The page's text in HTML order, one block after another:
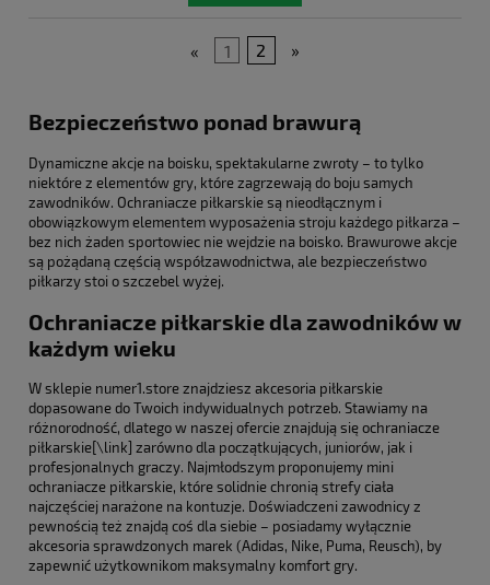
« 1 2 »
Bezpieczeństwo ponad brawurą
Dynamiczne akcje na boisku, spektakularne zwroty – to tylko
niektóre z elementów gry, które zagrzewają do boju samych
zawodników. Ochraniacze piłkarskie są nieodłącznym i
obowiązkowym elementem wyposażenia stroju każdego piłkarza –
bez nich żaden sportowiec nie wejdzie na boisko. Brawurowe akcje
są pożądaną częścią współzawodnictwa, ale bezpieczeństwo
piłkarzy stoi o szczebel wyżej.
Ochraniacze piłkarskie dla zawodników w
każdym wieku
W sklepie numer1.store znajdziesz akcesoria piłkarskie
dopasowane do Twoich indywidualnych potrzeb. Stawiamy na
różnorodność, dlatego w naszej ofercie znajdują się ochraniacze
piłkarskie[\link] zarówno dla początkujących, juniorów, jak i
profesjonalnych graczy. Najmłodszym proponujemy mini
ochraniacze piłkarskie, które solidnie chronią strefy ciała
najczęściej narażone na kontuzje. Doświadczeni zawodnicy z
pewnością też znajdą coś dla siebie – posiadamy wyłącznie
akcesoria sprawdzonych marek (Adidas, Nike, Puma, Reusch), by
zapewnić użytkownikom maksymalny komfort gry.